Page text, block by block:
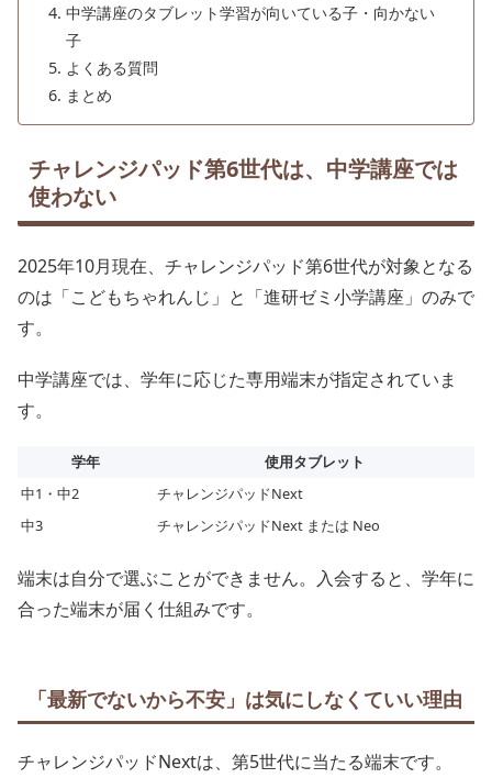
中学講座のタブレット学習が向いている子・向かない
子
よくある質問
まとめ
チャレンジパッド第6世代は、中学講座では
使わない
2025年10月現在、チャレンジパッド第6世代が対象となる
のは「こどもちゃれんじ」と「進研ゼミ小学講座」のみで
す。
中学講座では、学年に応じた専用端末が指定されていま
す。
学年
使用タブレット
中1・中2
チャレンジパッドNext
中3
チャレンジパッドNext または Neo
端末は自分で選ぶことができません。入会すると、学年に
合った端末が届く仕組みです。
「最新でないから不安」は気にしなくていい理由
チャレンジパッドNextは、第5世代に当たる端末です。